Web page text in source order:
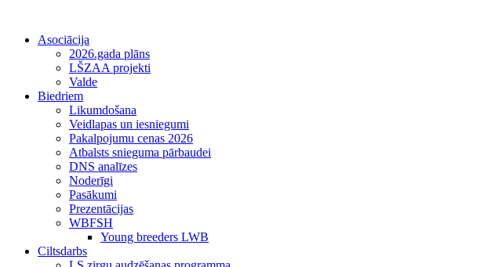
Asociācija
2026.gada plāns
LŠZAA projekti
Valde
Biedriem
Likumdošana
Veidlapas un iesniegumi
Pakalpojumu cenas 2026
Atbalsts snieguma pārbaudei
DNS analīzes
Noderīgi
Pasākumi
Prezentācijas
WBFSH
Young breeders LWB
Ciltsdarbs